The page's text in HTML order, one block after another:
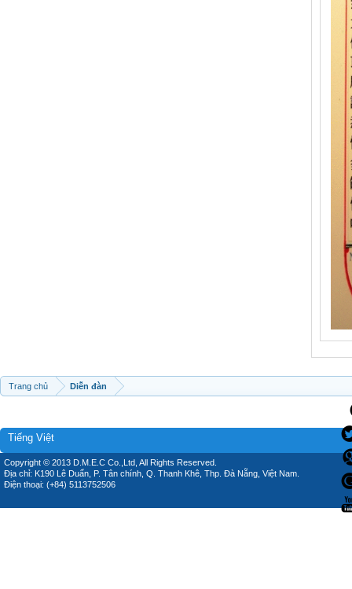
Trang chủ Diễn đàn
Tiếng Việt
Copyright © 2013 D.M.E.C Co.,Ltd, All Rights Reserved.
Địa chỉ: K190 Lê Duẩn, P. Tân chính, Q. Thanh Khê, Thp. Đà Nẵng, Việt Nam.
Điện thoại: (+84) 5113752506